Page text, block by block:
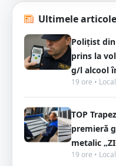
Ultimele articole
Polițist
prins la
g/l alcool
19 ore •
TOP
premieră
metalic
19 ore •